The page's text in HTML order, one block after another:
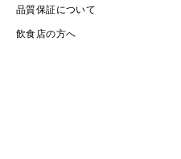
品質保証について
飲食店の方へ